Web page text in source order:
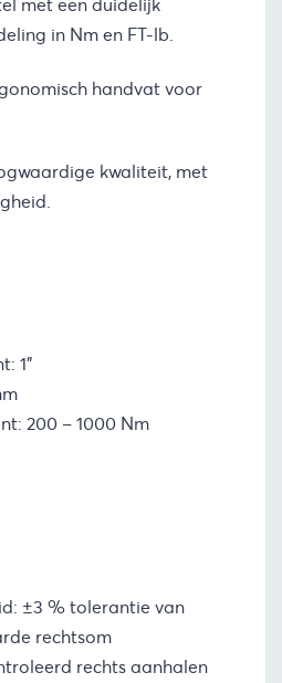
met een duidelijk
in Nm en FT-lb.
handvat voor
kwaliteit, met
1”
200 – 1000 Nm
±3 % tolerantie van
rechtsom
rechts aanhalen